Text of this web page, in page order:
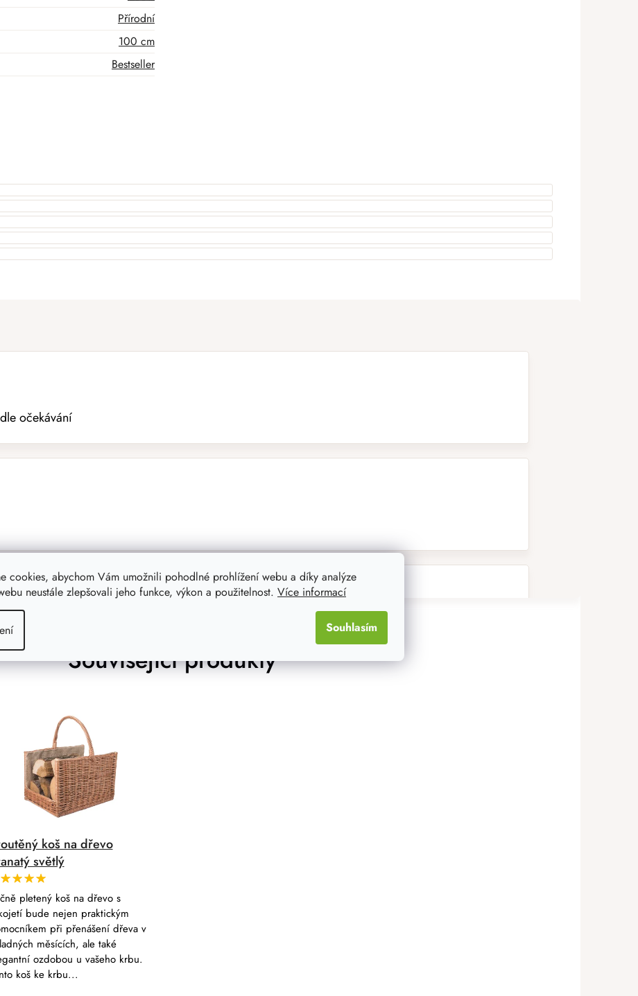
cookies, abychom Vám umožnili pohodlné prohlížení webu a díky analýze
neustále zlepšovali jeho funkce, výkon a použitelnost. Více informací
Souhlasím
Přírodní
100 cm
Bestseller
očekávání
na vysoké úrovní.
hodně a je pořád jako nový.
Související produkty
koš na dřevo
světlý
pletený koš na dřevo s
bude nejen praktickým
při přenášení dřeva v
měsících, ale také
ozdobou u vašeho krbu.
koš ke krbu...